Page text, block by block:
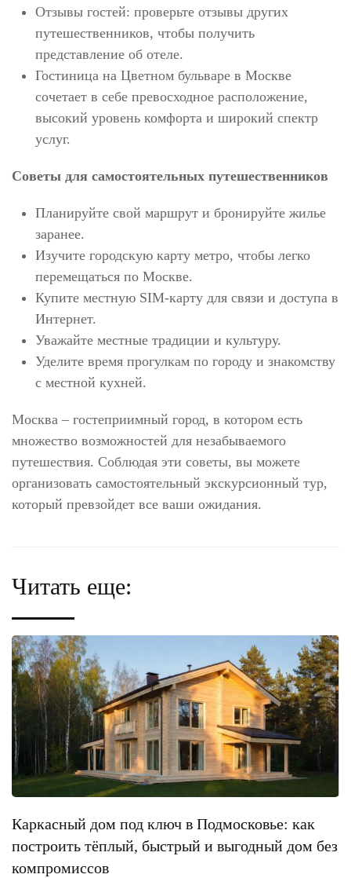
Отзывы гостей: проверьте отзывы других
путешественников, чтобы получить
представление об отеле.
Гостиница на Цветном бульваре в Москве
сочетает в себе превосходное расположение,
высокий уровень комфорта и широкий спектр
услуг.
Советы для самостоятельных путешественников
Планируйте свой маршрут и бронируйте жилье
заранее.
Изучите городскую карту метро, чтобы легко
перемещаться по Москве.
Купите местную SIM-карту для связи и доступа в
Интернет.
Уважайте местные традиции и культуру.
Уделите время прогулкам по городу и знакомству
с местной кухней.
Москва – гостеприимный город, в котором есть
множество возможностей для незабываемого
путешествия. Соблюдая эти советы, вы можете
организовать самостоятельный экскурсионный тур,
который превзойдет все ваши ожидания.
Читать еще:
Каркасный дом под ключ в Подмосковье: как
построить тёплый, быстрый и выгодный дом без
компромиссов